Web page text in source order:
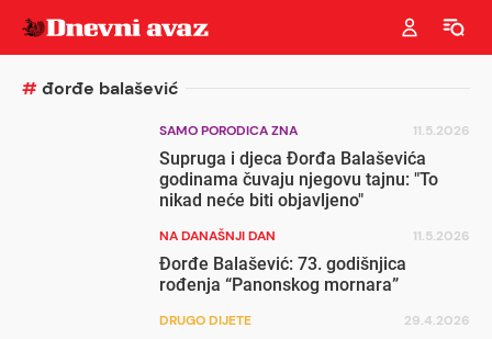
#đorđe balašević
SAMO PORODICA ZNA 11.5.2026
Supruga i djeca Đorđa Balaševića
godinama čuvaju njegovu tajnu: "To
nikad neće biti objavljeno"
NA DANAŠNJI DAN 11.5.2026
Đorđe Balašević: 73. godišnjica
rođenja “Panonskog mornara”
DRUGO DIJETE 29.4.2026